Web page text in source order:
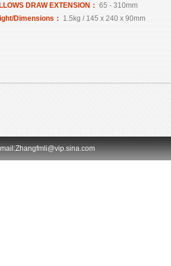
DRAW EXTENSION： 65 - 310mm
Dimensions： 1.5kg / 145 x 240 x 90mm